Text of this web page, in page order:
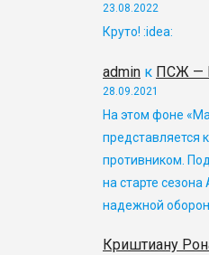
23.08.2022
Круто! :idea:
admin к ПСЖ —
28.09.2021
На этом фоне
представляется
противником.
на старте
надежной
Криштиану